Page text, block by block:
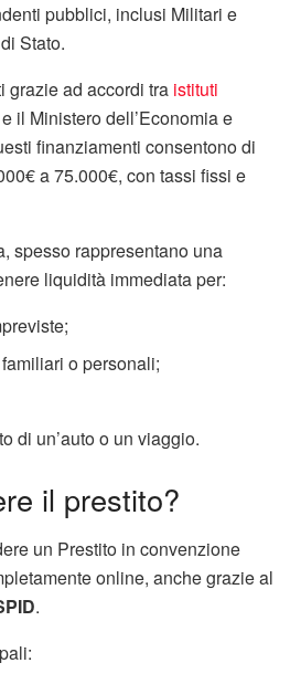
pubblici, inclusi Militari e
Stato.
grazie ad accordi tra istituti
e il Ministero dell’Economia e
finanziamenti consentono di
a 75.000€, con tassi fissi e
spesso rappresentano una
liquidità immediata per:
o personali;
di un’auto o un viaggio.
il prestito?
un Prestito in convenzione
online, anche grazie al
.